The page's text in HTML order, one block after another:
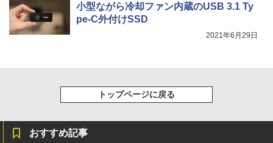
小型ながら冷却ファン内蔵のUSB 3.1 Ty
pe-C外付けSSD
2021年6月29日
トップページに戻る
おすすめ記事